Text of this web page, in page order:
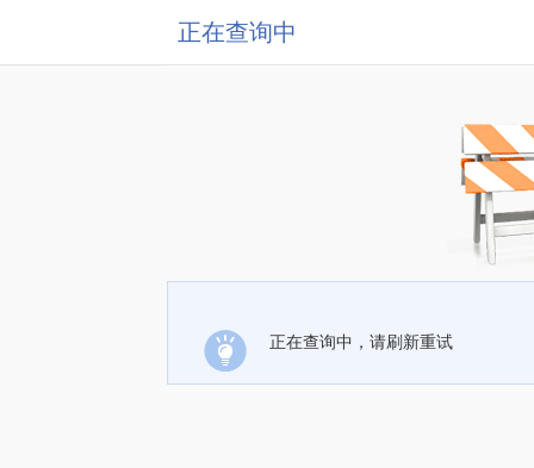
正在查询中
正在查询中，请刷新重试